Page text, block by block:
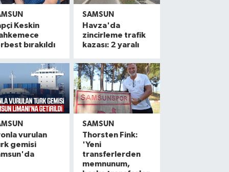
Keskin
bırakıldı
SAMSUN
Havza'da
zincirleme trafik
kazası: 2 yaralı
vurulan
gemisi
SAMSUN
Thorsten Fink:
'Yeni
transferlerden
memnunum,